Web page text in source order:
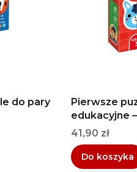
do pary
Pierwsze
edukacyjne
Cena
41,90 zł
Do koszyka